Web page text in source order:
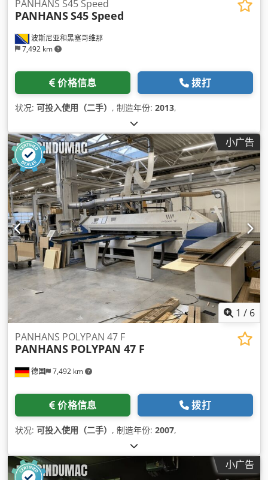
波斯尼亚和黑塞哥维那
7,492 km
PANHANS S45 Speed
PANHANSS45 Speed
价格信息 拨打
状况: 可投入使用（二手） , 制造年份: 2013,
小广告
1 / 6
德国 7,492 km
PANHANS POLYPAN 47 F
PANHANS POLYPAN 47 F
价格信息 拨打
状况: 可投入使用（二手） , 制造年份: 2007,
小广告